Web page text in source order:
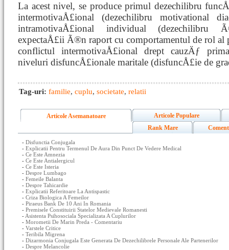
La acest nivel, se produce primul dezechilibru
intermotivaÅ£ional (dezechilibru motivational
intramotivaÅ£ional individual (dezechilibru
expectaÅ£ii Ã®n raport cu comportamentul de rol al
conflictul intermotivaÅ£ional drept cauzÄƒ
niveluri disfuncÅ£ionale maritale (disfuncÅ£ie de
Tag-uri: familie, cuplu, societate, relatii
Articole Asemanatoare
Articole Populare
Rank Mare
- Disfunctia Conjugala
- Explicatii Pentru Termenul De Aura Din Punct De Vedere Medical
- Ce Este Amnezia
- Ce Este Antialergicul
- Ce Este Isteria
- Despre Lumbago
- Femeile Balanta
- Despre Tahicardie
- Explicatii Referitoare La Antispastic
- Criza Biologica A Femeilor
- Piraeus Bank De 10 Ani In Romania
- Premisele Constituirii Statelor Medievale Romanesti
- Asistenta Psihosociala Specializata A Cuplurilor
- Morometii De Marin Preda - Comentariu
- Varstele Critice
- Teribila Migrena
- Dizarmonia Conjugala Este Generata De Dezechilibrele Personale Ale Partenerilor
- Despre Melancolie